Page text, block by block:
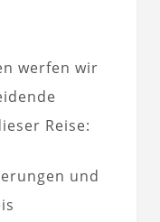
werfen wir
Reise:
und